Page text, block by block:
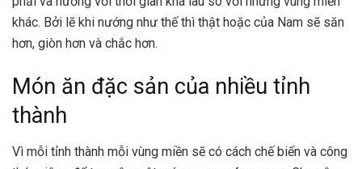
khác. Bởi lẽ khi nướng như thế thì thật hoặc của Nam sẽ săn
hơn, giòn hơn và chắc hơn.
Món ăn đặc sản của nhiều tỉnh
thành
Vì mỗi tỉnh thành mỗi vùng miền sẽ có cách chế biến và công